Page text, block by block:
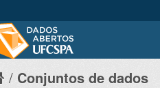
Conjuntos de dados